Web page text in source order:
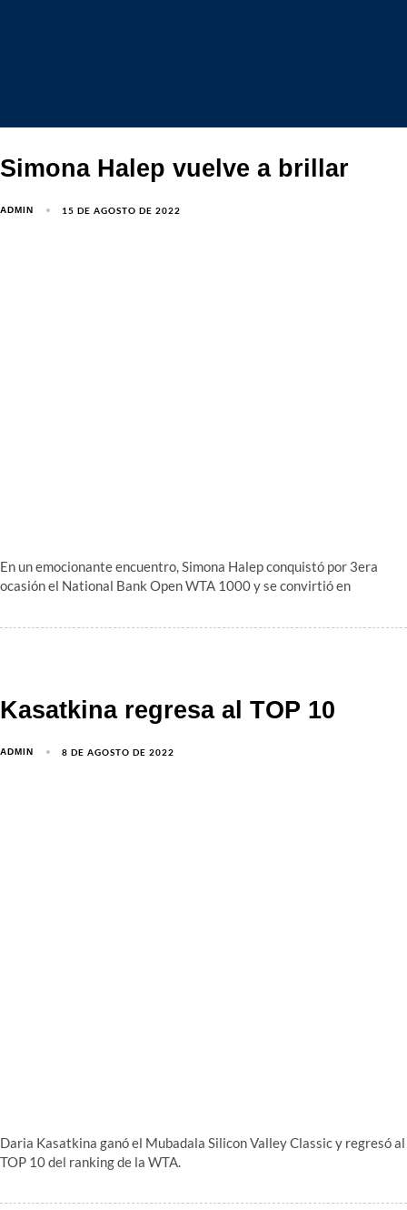
Simona Halep vuelve a brillar
ADMIN 15 DE AGOSTO DE 2022
En un emocionante encuentro, Simona Halep conquistó por 3era
ocasión el National Bank Open WTA 1000 y se convirtió en
Kasatkina regresa al TOP 10
ADMIN 8 DE AGOSTO DE 2022
Daria Kasatkina ganó el Mubadala Silicon Valley Classic y regresó al
TOP 10 del ranking de la WTA.